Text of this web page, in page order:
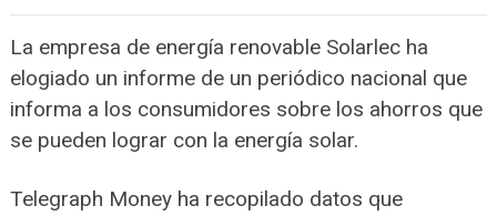
La empresa de energía renovable Solarlec ha
elogiado un informe de un periódico nacional que
informa a los consumidores sobre los ahorros que
se pueden lograr con la energía solar.
Telegraph Money ha recopilado datos que